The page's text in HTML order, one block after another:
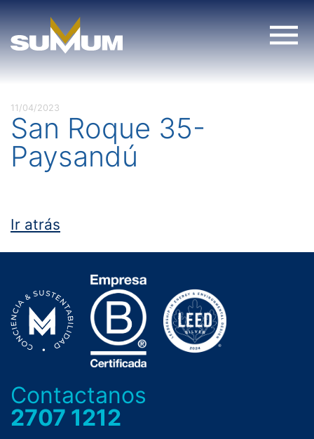
content
11/04/2023
San Roque 35-
Paysandú
Ir atrás
Contactanos
2707 1212